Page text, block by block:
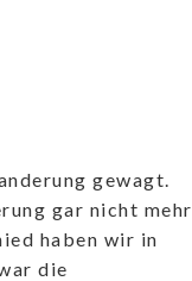
gewagt.
gar nicht mehr
haben wir in
die